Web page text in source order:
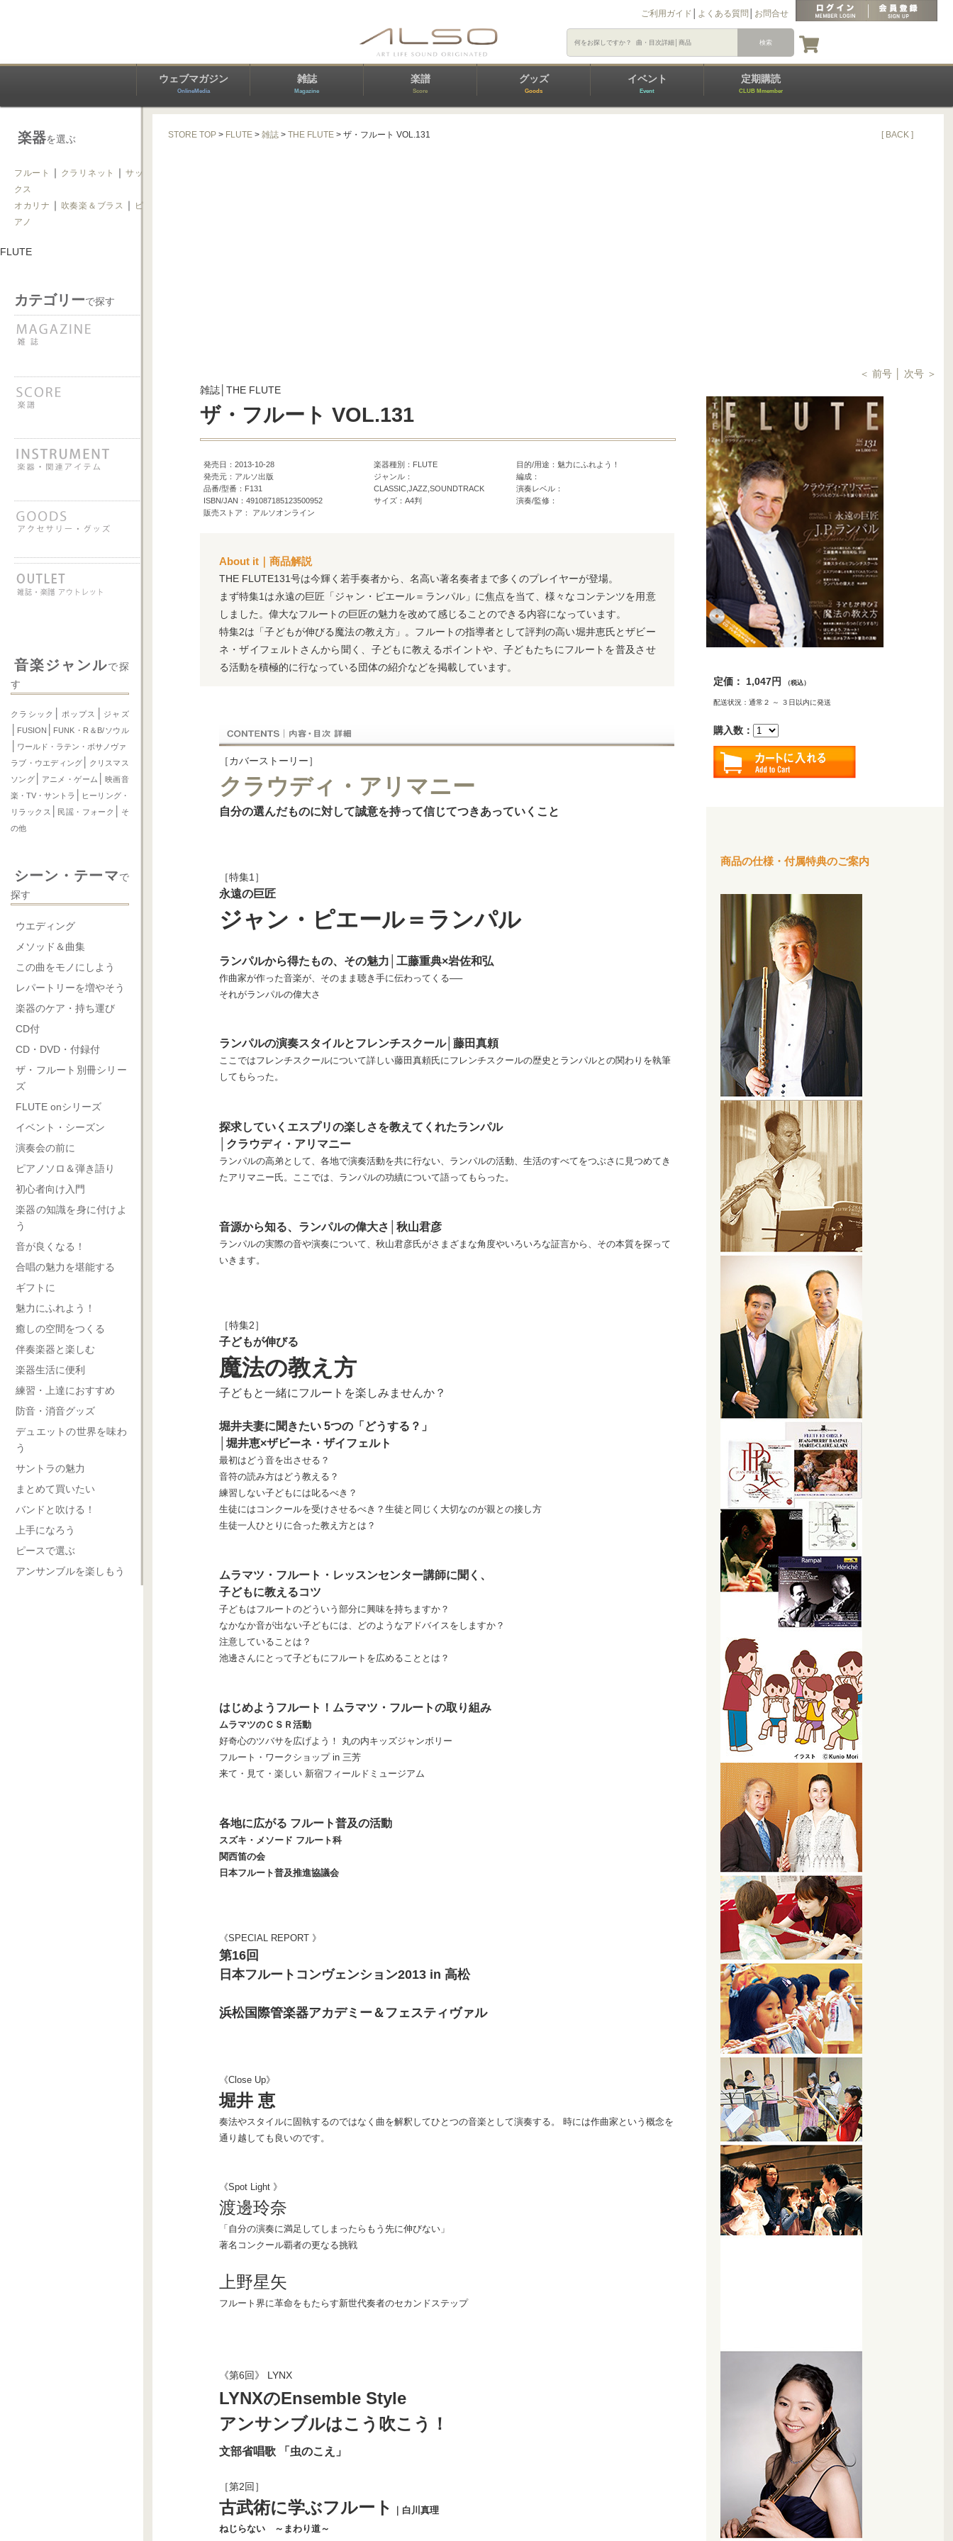
ご利用ガイド よくある質問 お問合せ
ウェブマガジン
OnlineMedia
雑誌
Magazine
楽譜
Score
グッズ
Goods
イベント
Event
定期購読
CLUB Mmember
楽器を選ぶ
フルート ｜ クラリネット ｜ サッ
クス
オカリナ ｜ 吹奏楽＆ブラス ｜
ピ
アノ
FLUTE
カテゴリーで探す
音楽ジャンルで探
す
クラシック ポップス ジャズ
FUSION FUNK・R＆B/ソウル
ワールド・ラテン・ボサノヴァ
ラブ・ウエディング
クリスマス
ソング
アニメ・ゲーム
映画音
楽・TV・サントラ
ヒーリング・
リラックス
民謡・フォーク
そ
の他
シーン・テーマで
探す
ウエディング
メソッド＆曲集
この曲をモノにしよう
レパートリーを増やそう
楽器のケア・持ち運び
CD付
CD・DVD・付録付
ザ・フルート別冊シリー
ズ
FLUTE onシリーズ
イベント・シーズン
演奏会の前に
ピアノソロ＆弾き語り
初心者向け入門
楽器の知識を身に付けよ
う
音が良くなる！
合唱の魅力を堪能する
ギフトに
魅力にふれよう！
癒しの空間をつくる
伴奏楽器と楽しむ
楽器生活に便利
練習・上達におすすめ
防音・消音グッズ
デュエットの世界を味わ
う
サントラの魅力
まとめて買いたい
バンドと吹ける！
上手になろう
ピースで選ぶ
アンサンブルを楽しもう
STORE TOP > FLUTE >雑誌 >THE FLUTE > ザ・フルート VOL.131 [ BACK ]
＜ 前号 │ 次号 ＞
定価： 1,047円 （税込）
配送状況：通常２ ～ ３日以内に発送
購入数：
商品の仕様・付属特典のご案内
雑誌│THE FLUTE
ザ・フルート VOL.131
発売日：2013-10-28
発売元：アルソ出版
品番/型番：F131
ISBN/JAN：491087185123500952
販売ストア： アルソオンライン
楽器種別：FLUTE
ジャンル：
CLASSIC,JAZZ,SOUNDTRACK
サイズ：A4判
目的/用途：魅力にふれよう！
編成：
演奏レベル：
演奏/監修：
About it｜商品解説
THE FLUTE131号は今輝く若手奏者から、名高い著名奏者まで多くのプレイヤーが登場。
まず特集1は永遠の巨匠「ジャン・ピエール＝ランパル」に焦点を当て、様々なコンテンツを用意
しました。偉大なフルートの巨匠の魅力を改めて感じることのできる内容になっています。
特集2は「子どもが伸びる魔法の教え方」。フルートの指導者として評判の高い堀井恵氏とザビー
ネ・ザイフェルトさんから聞く、子どもに教えるポイントや、子どもたちにフルートを普及させ
る活動を積極的に行なっている団体の紹介などを掲載しています。
［カバーストーリー］
クラウディ・アリマニー
自分の選んだものに対して誠意を持って信じてつきあっていくこと
［特集1］
永遠の巨匠
ジャン・ピエール＝ランパル
ランパルから得たもの、その魅力│工藤重典×岩佐和弘
作曲家が作った音楽が、そのまま聴き手に伝わってくる──
それがランパルの偉大さ
ランパルの演奏スタイルとフレンチスクール│藤田真頼
ここではフレンチスクールについて詳しい藤田真頼氏にフレンチスクールの歴史とランパルとの関わりを執筆
してもらった。
探求していくエスプリの楽しさを教えてくれたランパル
│クラウディ・アリマニー
ランパルの高弟として、各地で演奏活動を共に行ない、ランパルの活動、生活のすべてをつぶさに見つめてき
たアリマニー氏。ここでは、ランパルの功績について語ってもらった。
音源から知る、ランパルの偉大さ│秋山君彦
ランパルの実際の音や演奏について、秋山君彦氏がさまざまな角度やいろいろな証言から、その本質を探って
いきます。
［特集2］
子どもが伸びる
魔法の教え方
子どもと一緒にフルートを楽しみませんか？
堀井夫妻に聞きたい 5つの「どうする？」
│堀井恵×ザビーネ・ザイフェルト
最初はどう音を出させる？
音符の読み方はどう教える？
練習しない子どもには叱るべき？
生徒にはコンクールを受けさせるべき？生徒と同じく大切なのが親との接し方
生徒一人ひとりに合った教え方とは？
ムラマツ・フルート・レッスンセンター講師に聞く、
子どもに教えるコツ
子どもはフルートのどういう部分に興味を持ちますか？
なかなか音が出ない子どもには、どのようなアドバイスをしますか？
注意していることは？
池邊さんにとって子どもにフルートを広めることとは？
はじめようフルート！ムラマツ・フルートの取り組み
ムラマツのＣＳＲ活動
好奇心のツバサを広げよう！ 丸の内キッズジャンボリー
フルート・ワークショップ in 三芳
来て・見て・楽しい 新宿フィールドミュージアム
各地に広がる フルート普及の活動
スズキ・メソード フルート科
関西笛の会
日本フルート普及推進協議会
《SPECIAL REPORT 》
第16回
日本フルートコンヴェンション2013 in 高松
浜松国際管楽器アカデミー＆フェスティヴァル
《Close Up》
堀井 恵
奏法やスタイルに固執するのではなく曲を解釈してひとつの音楽として演奏する。 時には作曲家という概念を
通り越しても良いのです。
《Spot Light 》
渡邊玲奈
「自分の演奏に満足してしまったらもう先に伸びない」
著名コンクール覇者の更なる挑戦
上野星矢
フルート界に革命をもたらす新世代奏者のセカンドステップ
《第6回》 LYNX
LYNXのEnsemble Style
アンサンブルはこう吹こう！
文部省唱歌 「虫のこえ」
［第2回］
古武術に学ぶフルート
｜白川真理
ねじらない ～まわり道～